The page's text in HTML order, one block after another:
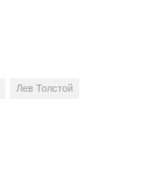
Лев Толстой